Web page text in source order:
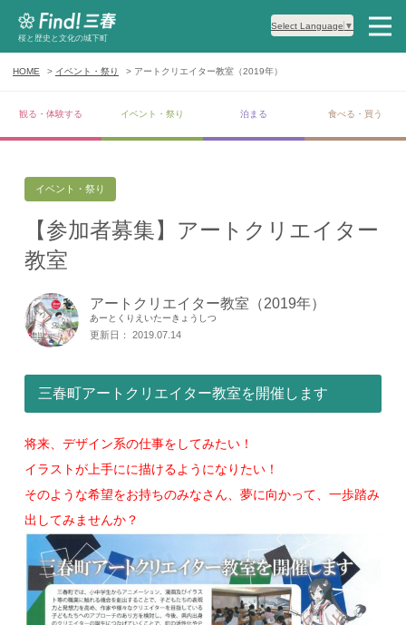
桜と歴史と文化の城下町
Select Language ▼
HOME イベント・祭り アートクリエイター教室（2019年）
観る・体験する イベント・祭り 泊まる 食べる・買う
イベント・祭り
【参加者募集】アートクリエイター
教室
アートクリエイター教室（2019年）
あーとくりえいたーきょうしつ
更新日： 2019.07.14
三春町アートクリエイター教室を開催します
将来、デザイン系の仕事をしてみたい！
イラストが上手にに描けるようになりたい！
そのような希望をお持ちのみなさん、夢に向かって、一歩踏み
出してみませんか？